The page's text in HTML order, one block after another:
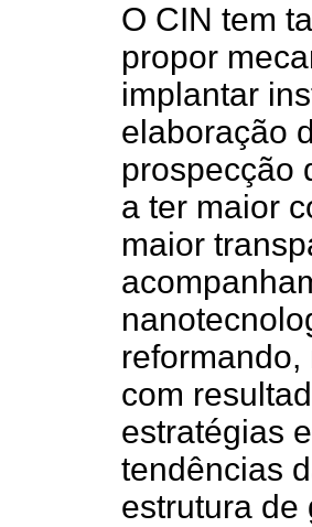
O CIN tem
propor
implantar
elaboração
prospecção
a ter maior
maior
com
estratégias
tendências
estrutura de